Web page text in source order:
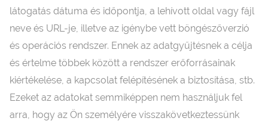
látogatás dátuma és időpontja, a lehívott oldal vagy fájl
neve és URL-je, illetve az igénybe vett böngészőverzió
és operációs rendszer. Ennek az adatgyűjtésnek a célja
és értelme többek között a rendszer erőforrásainak
kiértékelése, a kapcsolat felépítésének a biztosítása, stb.
Ezeket az adatokat semmiképpen nem használjuk fel
arra, hogy az Ön személyére visszakövetkeztessünk